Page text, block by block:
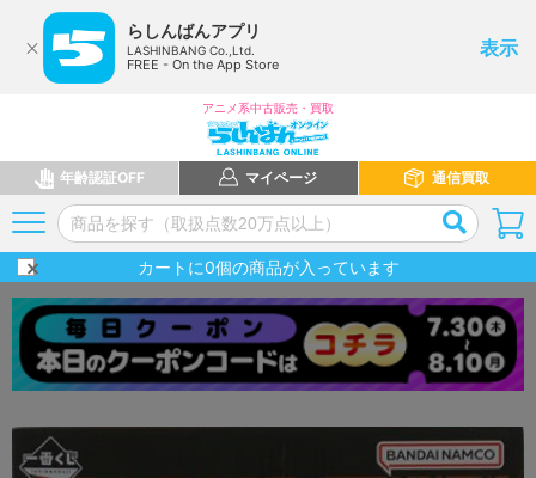
らしんばんアプリ
LASHINBANG Co.,Ltd.
FREE - On the App Store
表示
アニメ系中古販売・買取
年齢認証OFF マイページ 通信買取
カートに0個の商品が入っています